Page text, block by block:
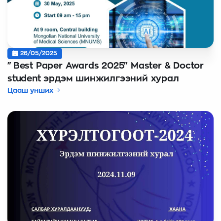
26/05/2025
"Best Paper Awards 2025" Master & Doctor
student эрдэм шинжилгээний хурал
Цааш унших